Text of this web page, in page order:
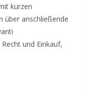
kurzen
über anschließende
und Einkauf,